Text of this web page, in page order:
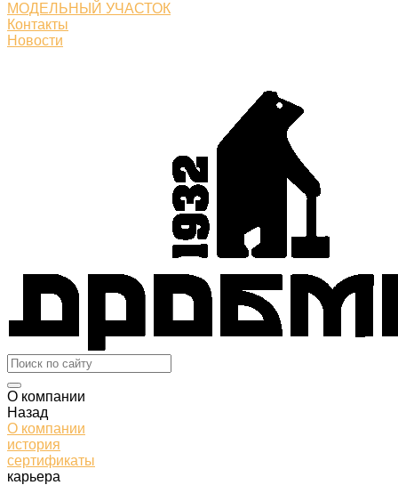
МОДЕЛЬНЫЙ УЧАСТОК
Контакты
Новости
О компании
Назад
О компании
история
сертификаты
карьера